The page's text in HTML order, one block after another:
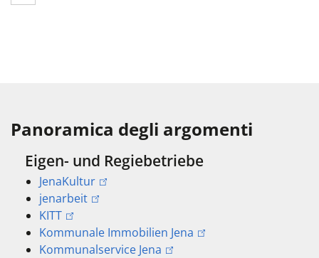
Panoramica degli argomenti
Eigen- und Regiebetriebe
JenaKultur
jenarbeit
KITT
Kommunale Immobilien Jena
Kommunalservice Jena